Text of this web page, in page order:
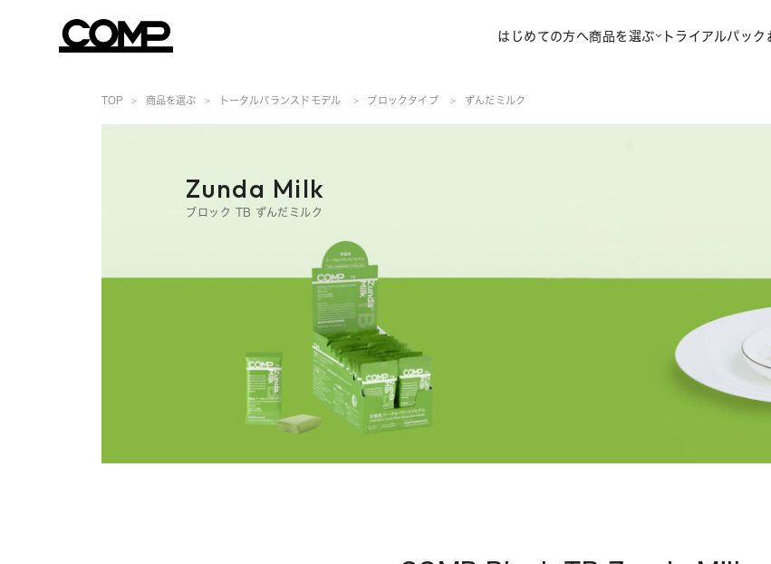
はじめての方へ商品を選ぶ トライアルパック
TOP 商品を選ぶ トータルバランスドモデル ブロックタイプ ずんだミルク
Zunda Milk
ブロック TB ずんだミルク